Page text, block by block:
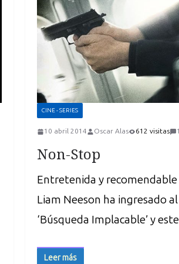
CINE - SERIES
10 abril 2014 Oscar Alas 612 visitas
Non-Stop
Entretenida y recomendable
Liam Neeson ha ingresado al
‘Búsqueda Implacable’ y
Leer más